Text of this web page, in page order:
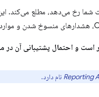
Reporting نام دارد.